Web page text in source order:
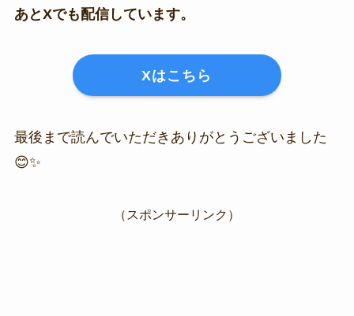
あとXでも配信しています。
Xはこちら
最後まで読んでいただきありがとうございました
😊✨
（スポンサーリンク）